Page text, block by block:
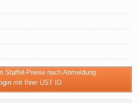
Staffel-Preise nach Anmeldung.
mit Ihrer UST ID.